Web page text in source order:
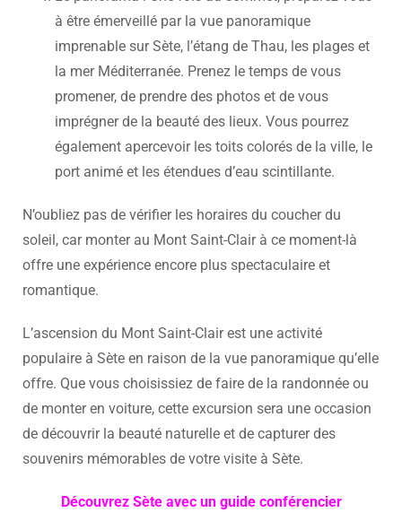
à être émerveillé par la vue panoramique
imprenable sur Sète, l’étang de Thau, les plages et
la mer Méditerranée. Prenez le temps de vous
promener, de prendre des photos et de vous
imprégner de la beauté des lieux. Vous pourrez
également apercevoir les toits colorés de la ville, le
port animé et les étendues d’eau scintillante.
N’oubliez pas de vérifier les horaires du coucher du
soleil, car monter au Mont Saint-Clair à ce moment-là
offre une expérience encore plus spectaculaire et
romantique.
L’ascension du Mont Saint-Clair est une activité
populaire à Sète en raison de la vue panoramique qu’elle
offre. Que vous choisissiez de faire de la randonnée ou
de monter en voiture, cette excursion sera une occasion
de découvrir la beauté naturelle et de capturer des
souvenirs mémorables de votre visite à Sète.
Découvrez Sète avec un guide conférencier